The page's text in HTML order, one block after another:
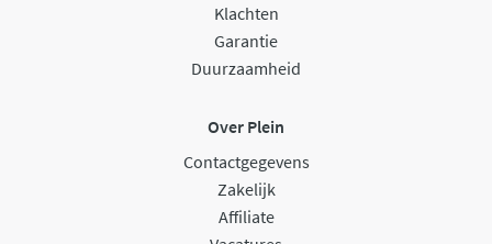
Klachten
Garantie
Duurzaamheid
Over Plein
Contactgegevens
Zakelijk
Affiliate